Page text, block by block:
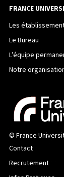
FRANCE
Les
Le Bureau
L’équipe
Notre
© France
Contact
Recrutement